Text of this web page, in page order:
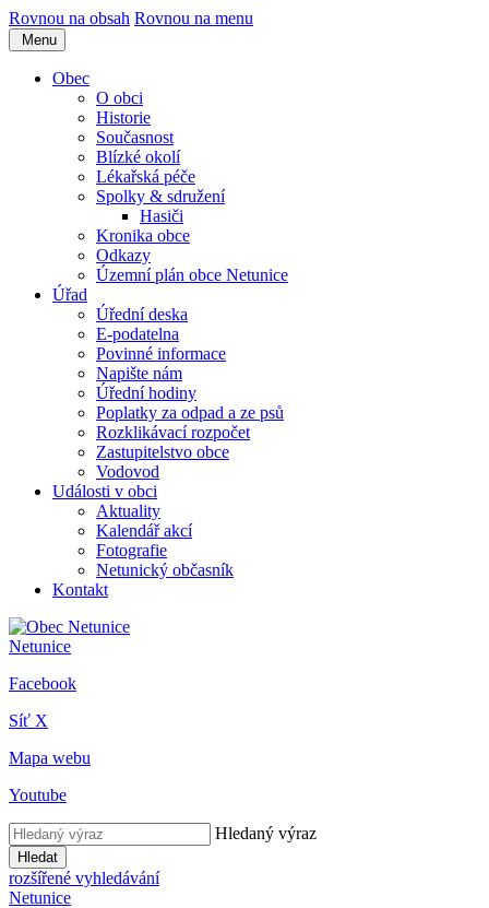
Rovnou na obsah Rovnou na menu
Menu
Obec
O obci
Historie
Současnost
Blízké okolí
Lékařská péče
Spolky & sdružení
Hasiči
Kronika obce
Odkazy
Územní plán obce Netunice
Úřad
Úřední deska
E-podatelna
Povinné informace
Napište nám
Úřední hodiny
Poplatky za odpad a ze psů
Rozklikávací rozpočet
Zastupitelstvo obce
Vodovod
Události v obci
Aktuality
Kalendář akcí
Fotografie
Netunický občasník
Kontakt
Netunice
Facebook
Síť X
Mapa webu
Youtube
Hledaný výraz
Hledat
rozšířené vyhledávání
Netunice